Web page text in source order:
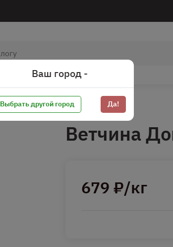
Ветчина Ветчина весовая
Ветчина
679 ₽/кг
Ваш город -
Выбрать другой город Да!